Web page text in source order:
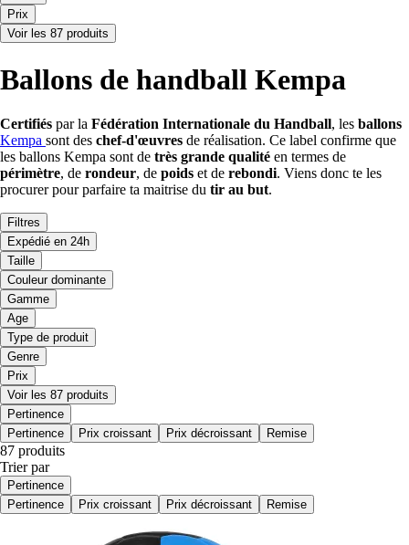
Prix
Voir les 87 produits
Ballons de handball Kempa
Certifiés par la Fédération Internationale du Handball, les ballons
Kempa sont des chef-d'œuvres de réalisation. Ce label confirme que
les ballons Kempa sont de très grande qualité en termes de
périmètre, de rondeur, de poids et de rebondi. Viens donc te les
procurer pour parfaire ta maitrise du tir au but.
Filtres
Expédié en 24h
Taille
Couleur dominante
Gamme
Age
Type de produit
Genre
Prix
Voir les 87 produits
Pertinence
Pertinence
Prix croissant Prix décroissant Remise
87 produits
Trier par
Pertinence
Pertinence
Prix croissant Prix décroissant Remise